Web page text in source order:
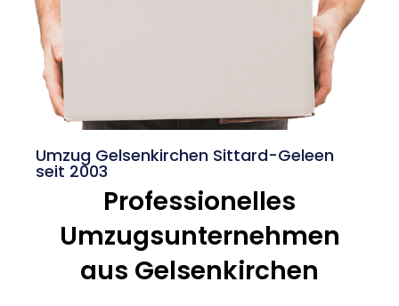
Umzug Gelsenkirchen Sittard-Geleen
seit 2003
Professionelles
Umzugsunternehmen
aus Gelsenkirchen